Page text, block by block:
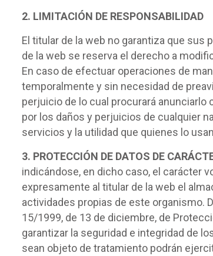
2. LIMITACIÓN DE RESPONSABILIDAD
El titular de la web no garantiza que
de la web se reserva el derecho a
En caso de efectuar operaciones de
temporalmente y sin necesidad de
perjuicio de lo cual procurará
por los daños y perjuicios de cualquier
servicios y la utilidad que quienes lo
3. PROTECCIÓN DE DATOS DE
indicándose, en dicho caso, el carácter
expresamente al titular de la web el
actividades propias de este organismo.
15/1999, de 13 de diciembre, de
garantizar la seguridad e integridad de
sean objeto de tratamiento podrán